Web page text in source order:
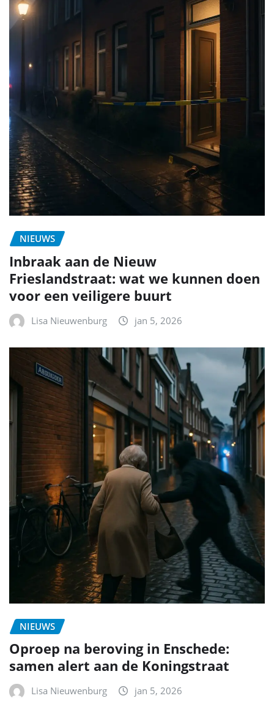
NIEUWS
Inbraak aan de Nieuw
Frieslandstraat: wat we kunnen doen
voor een veiligere buurt
Lisa Nieuwenburg jan 5, 2026
NIEUWS
Oproep na beroving in Enschede:
samen alert aan de Koningstraat
Lisa Nieuwenburg jan 5, 2026